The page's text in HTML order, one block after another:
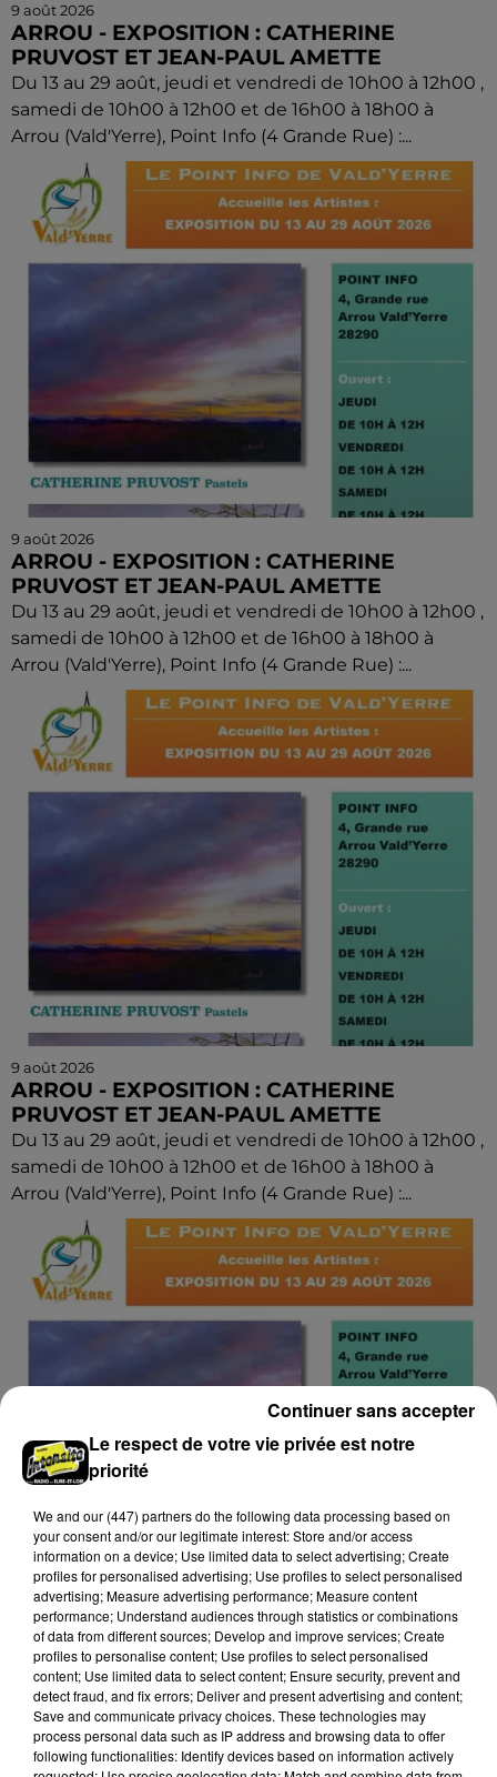
9 août 2026
ARROU - EXPOSITION : CATHERINE
PRUVOST ET JEAN-PAUL AMETTE
Du 13 au 29 août, jeudi et vendredi de 10h00 à 12h00 ,
samedi de 10h00 à 12h00 et de 16h00 à 18h00 à
Arrou (Vald'Yerre), Point Info (4 Grande Rue) :...
9 août 2026
ARROU - EXPOSITION : CATHERINE
PRUVOST ET JEAN-PAUL AMETTE
Du 13 au 29 août, jeudi et vendredi de 10h00 à 12h00 ,
samedi de 10h00 à 12h00 et de 16h00 à 18h00 à
Arrou (Vald'Yerre), Point Info (4 Grande Rue) :...
9 août 2026
ARROU - EXPOSITION : CATHERINE
PRUVOST ET JEAN-PAUL AMETTE
Du 13 au 29 août, jeudi et vendredi de 10h00 à 12h00 ,
samedi de 10h00 à 12h00 et de 16h00 à 18h00 à
Arrou (Vald'Yerre), Point Info (4 Grande Rue) :...
9 août 2026
ARROU - EXPOSITION : CATHERINE
PRUVOST ET JEAN-PAUL AMETTE
Du 13 au 29 août, jeudi et vendredi de 10h00 à 12h00 ,
samedi de 10h00 à 12h00 et de 16h00 à 18h00 à
Arrou (Vald'Yerre), Point Info (4 Grande Rue) :...
Le respect de votre vie privée est notre
priorité
We and our (447) partnersdo the following data processing based on
your consent and/or our legitimate interest: Store and/or access
information on a device; Use limited data to select advertising; Create
profiles for personalised advertising; Use profiles to select personalised
advertising; Measure advertising performance; Measure content
performance; Understand audiences through statistics or combinations
of data from different sources; Develop and improve services; Create
profiles to personalise content; Use profiles to select personalised
content; Use limited data to select content; Ensure security, prevent and
detect fraud, and fix errors; Deliver and present advertising and content;
Save and communicate privacy choices. These technologies may
process personal data such as IP address and browsing data to offer
following functionalities: Identify devices based on information actively
Continuer sans accepter